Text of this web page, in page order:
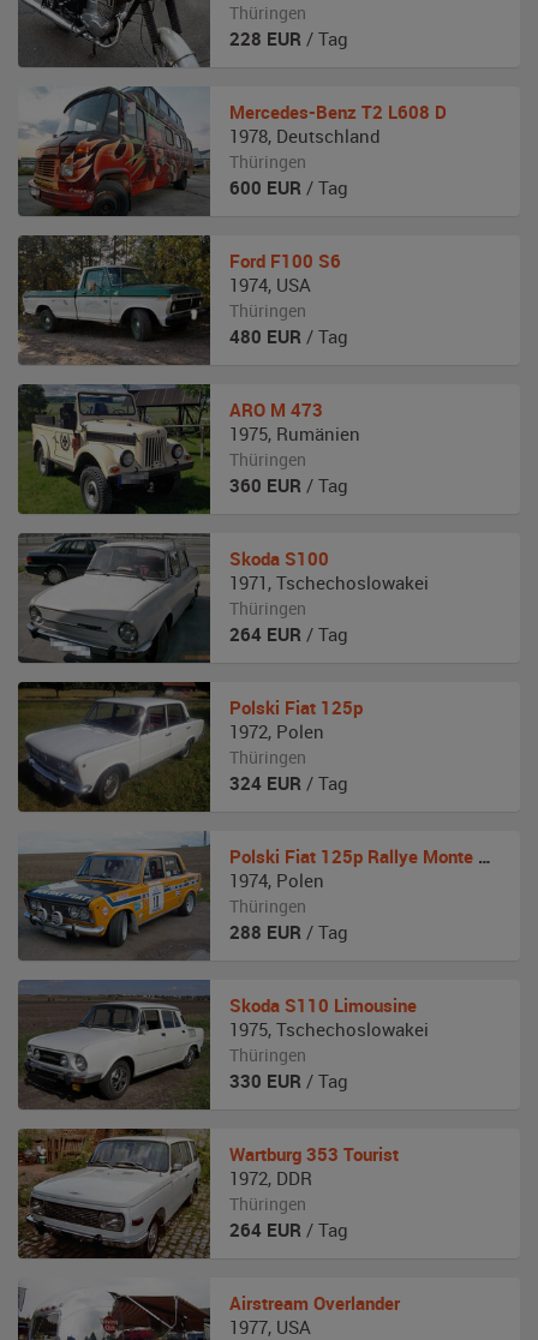
Thüringen
228 EUR / Tag
Mercedes-Benz T2 L608 D
1978, Deutschland
Thüringen
600 EUR / Tag
Ford F100 S6
1974, USA
Thüringen
480 EUR / Tag
ARO M 473
1975, Rumänien
Thüringen
360 EUR / Tag
Skoda S100
1971 , Tschechoslowakei
Thüringen
264 EUR / Tag
Polski Fiat 125p
1972, Polen
Thüringen
324 EUR / Tag
Polski Fiat 125p Rallye Monte Carlo
1974, Polen
Thüringen
288 EUR / Tag
Skoda S110 Limousine
1975, Tschechoslowakei
Thüringen
330 EUR / Tag
Wartburg 353 Tourist
1972, DDR
Thüringen
264 EUR / Tag
Airstream Overlander
1977, USA